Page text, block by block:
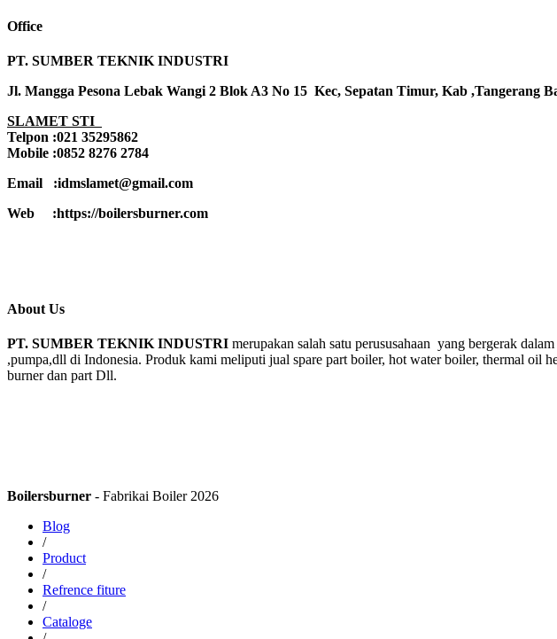
Office
PT. SUMBER TEKNIK INDUSTRI
Jl. Mangga Pesona Lebak Wangi 2 Blok A3 No 15 Kec, Sepatan Timur, Kab ,Tangerang
SLAMET STI
Telpon :021 35295862
Mobile :0852 8276 2784
Email :idmslamet@gmail.com
Web :https://boilersburner.com
About Us
PT. SUMBER TEKNIK INDUSTRI merupakan salah satu perususahaan yang bergerak
,pumpa,dll di Indonesia. Produk kami meliputi jual spare part boiler, hot water boiler, thermal oil
burner dan part Dll.
Boilersburner - Fabrikai Boiler 2026
Blog
/
Product
/
Refrence fiture
/
Cataloge